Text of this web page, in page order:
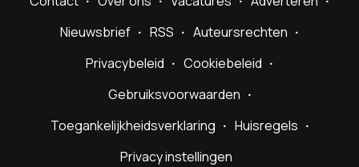
Nieuwsbrief
RSS
Auteursrechten
Privacybeleid
Cookiebeleid
Gebruiksvoorwaarden
Toegankelijkheidsverklaring
Huisregels
Privacy instellingen